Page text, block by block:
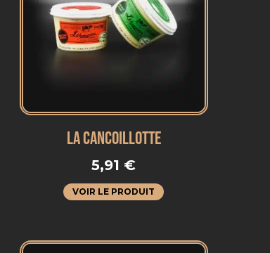
LA CANCOILLOTTE
5,91 €
VOIR LE PRODUIT